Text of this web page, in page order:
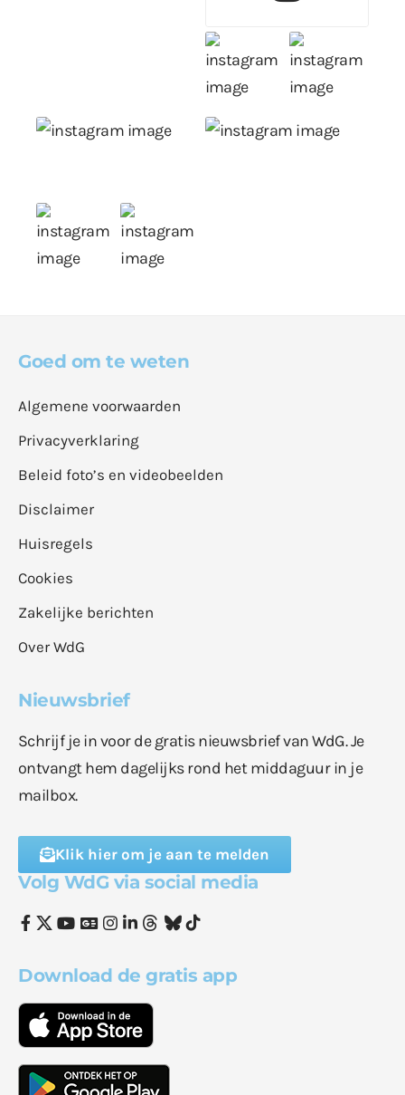
Goed om te weten
Algemene voorwaarden
Privacyverklaring
Beleid foto’s en videobeelden
Disclaimer
Huisregels
Cookies
Zakelijke berichten
Over WdG
Nieuwsbrief
Schrijf je in voor de gratis nieuwsbrief van WdG. Je
ontvangt hem dagelijks rond het middaguur in je
mailbox.
Klik hier om je aan te melden
Volg WdG via social media
Download de gratis app